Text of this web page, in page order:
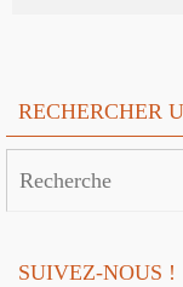
RECHERCHER
SUIVEZ-NOUS !